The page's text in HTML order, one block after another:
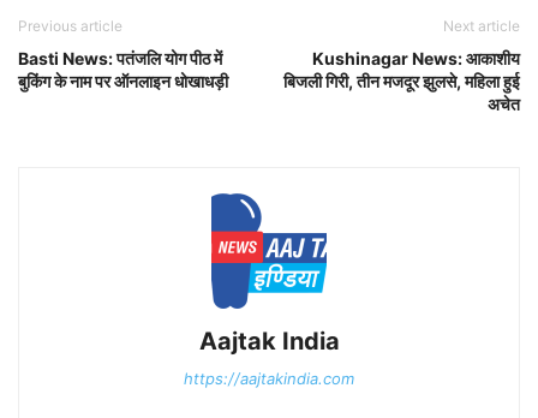
Previous article
Basti News: पतंजलि योग पीठ में
बुकिंग के नाम पर ऑनलाइन धोखाधड़ी
Next article
Kushinagar News: आकाशीय
बिजली गिरी, तीन मजदूर झुलसे, महिला हुई
अचेत
Aajtak India
https://aajtakindia.com